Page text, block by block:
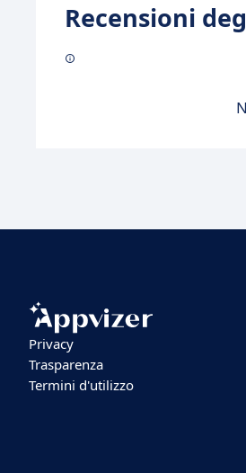
Recensioni
Privacy
Trasparenza
Termini d'utilizzo